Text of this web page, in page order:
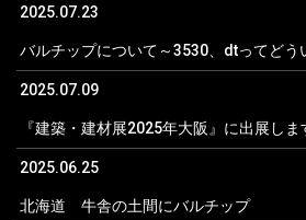
2025.07.23
バルチップについて～3530、dtってどう
2025.07.09
『建築・建材展2025年大阪』に出展しま
2025.06.25
北海道 牛舎の土間にバルチップ